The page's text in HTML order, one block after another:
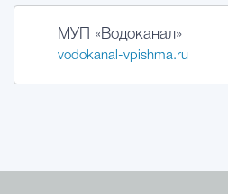
МУП «Водоканал»
vodokanal-vpishma.ru